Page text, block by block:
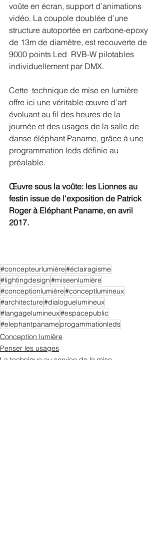
voûte en écran, support d’animations
vidéo. La coupole doublée d’une
structure autoportée en carbone-epoxy
de 13m de diamètre, est recouverte de
9000 points Led  RVB-W pilotables
individuellement par DMX.
Cette  technique de mise en lumière
offre ici une véritable œuvre d’art
évoluant au fil des heures de la
journée et des usages de la salle de
danse éléphant Paname, grâce à une
programmation leds définie au
préalable.
Œuvre sous la voûte: les Lionnes au
festin issue de l'exposition de Patrick
Roger à Eléphant Paname, en avril
2017.
#concepteurlumière#éclairagisme
#lightingdesign#miseenlumière
#conceptionlumière#conceptlumineux
#architecture#dialoguelumineux
#langagelumineux#espacepublic
#elephantpaname progammationleds
Conception lumière
Penser les usages
La technique au service de la mise